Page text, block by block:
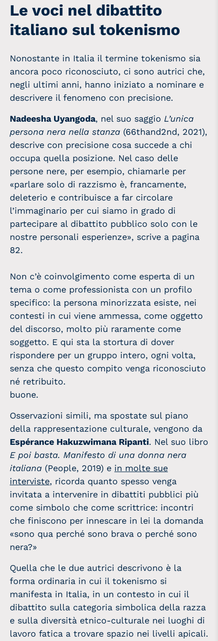
Le voci nel dibattito
italiano sul tokenismo
Nonostante in Italia il termine tokenismo sia
ancora poco riconosciuto, ci sono autrici che,
negli ultimi anni, hanno iniziato a nominare e
descrivere il fenomeno con precisione.
Nadeesha Uyangoda, nel suo saggio L’unica
persona nera nella stanza (66thand2nd, 2021),
descrive con precisione cosa succede a chi
occupa quella posizione. Nel caso delle
persone nere, per esempio, chiamarle per
«parlare solo di razzismo è, francamente,
deleterio e contribuisce a far circolare
l’immaginario per cui siamo in grado di
partecipare al dibattito pubblico solo con le
nostre personali esperienze», scrive a pagina
82.
Non c’è coinvolgimento come esperta di un
tema o come professionista con un profilo
specifico: la persona minorizzata esiste, nei
contesti in cui viene ammessa, come oggetto
del discorso, molto più raramente come
soggetto. E qui sta la stortura di dover
rispondere per un gruppo intero, ogni volta,
senza che questo compito venga riconosciuto
né retribuito.
buone.
Osservazioni simili, ma spostate sul piano
della rappresentazione culturale, vengono da
Espérance Hakuzwimana Ripanti. Nel suo libro
E poi basta. Manifesto di una donna nera
italiana (People, 2019) e in molte sue
interviste, ricorda quanto spesso venga
invitata a intervenire in dibattiti pubblici più
come simbolo che come scrittrice: incontri
che finiscono per innescare in lei la domanda
«sono qua perché sono brava o perché sono
nera?»
Quella che le due autrici descrivono è la
forma ordinaria in cui il tokenismo si
manifesta in Italia, in un contesto in cui il
dibattito sulla categoria simbolica della razza
e sulla diversità etnico-culturale nei luoghi di
lavoro fatica a trovare spazio nei livelli apicali.